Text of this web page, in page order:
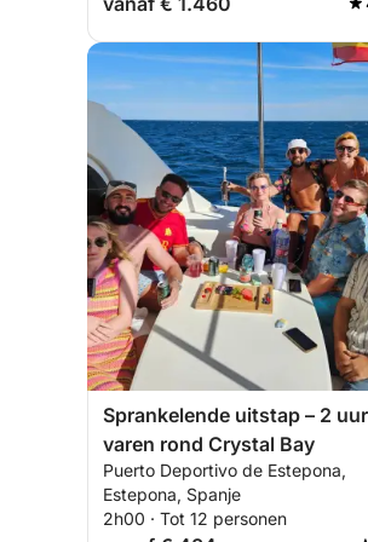
Sprankelende uitstap – 2 uur
varen rond Crystal Bay
Puerto Deportivo de Estepona,
Estepona, Spanje
2h00 · Tot 12 personen